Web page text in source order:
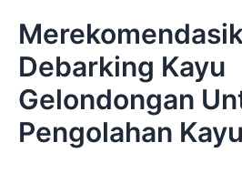
Debarking Kayu
Gelondongan
Pengolahan Kayu